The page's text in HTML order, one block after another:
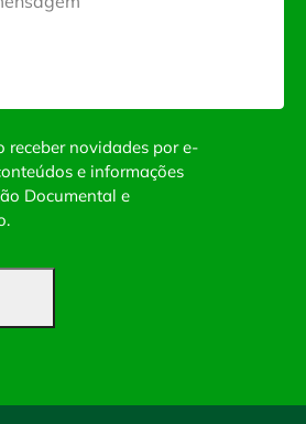
receber novidades por e-
e informações
Documental e